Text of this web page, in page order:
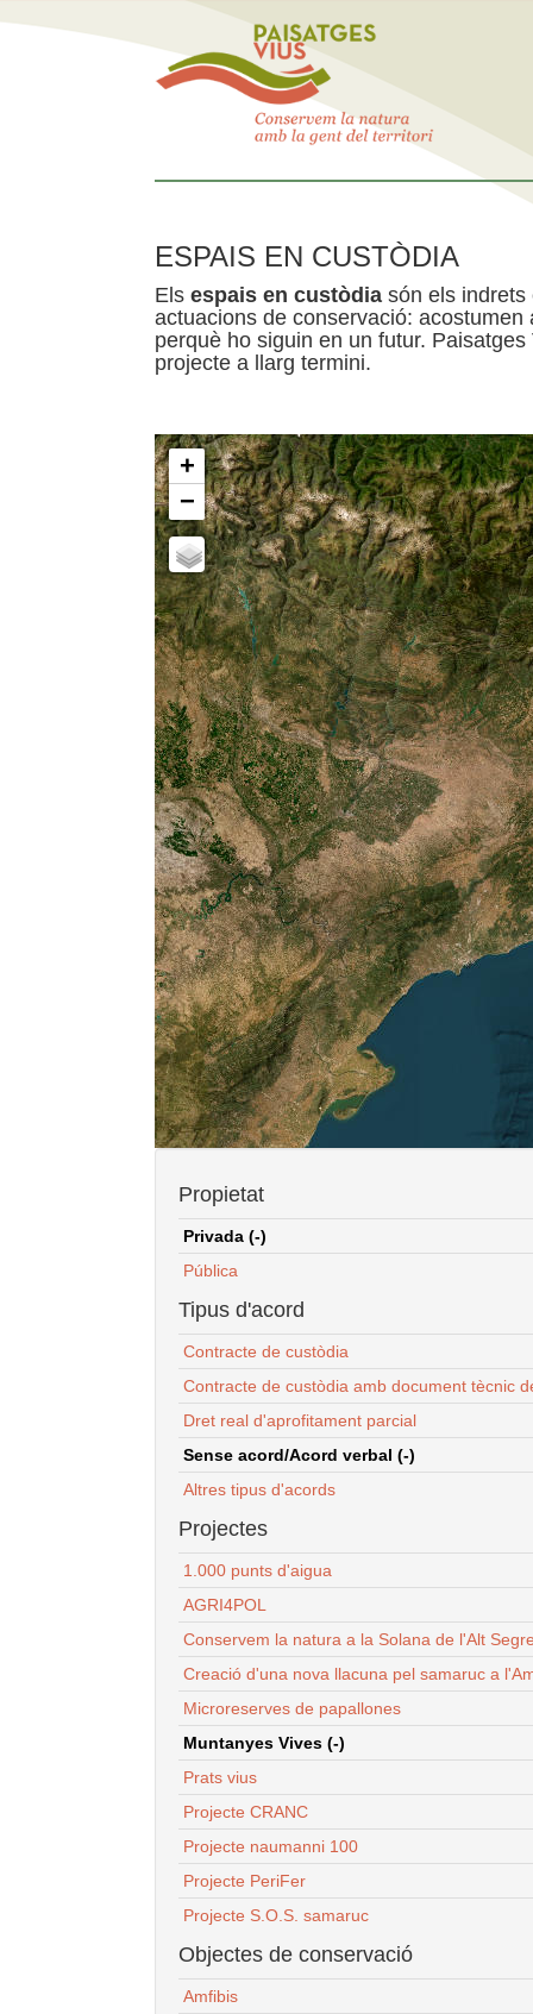
ESPAIS EN CUSTÒDIA
Els espais en custòdia són els indrets
actuacions de conservació:
perquè ho siguin en un futur.
projecte a llarg termini.
+
−
Propietat
Privada (-)
Pública
Tipus d'acord
Contracte de custòdia
Contracte de custòdia amb document tècnic
Dret real d'aprofitament parcial
Sense acord/Acord verbal (-)
Altres tipus d'acords
Projectes
1.000 punts d'aigua
AGRI4POL
Conservem la natura a la Solana de l'Alt
Creació d'una nova llacuna pel samaruc a
Microreserves de papallones
Muntanyes Vives (-)
Prats vius
Projecte CRANC
Projecte naumanni 100
Projecte PeriFer
Projecte S.O.S. samaruc
Objectes de conservació
Amfibis